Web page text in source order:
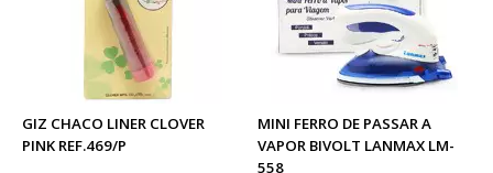
GIZ CHACO LINER CLOVER
PINK REF.469/P
MINI FERRO DE PASSAR A
VAPOR BIVOLT LANMAX LM-
558